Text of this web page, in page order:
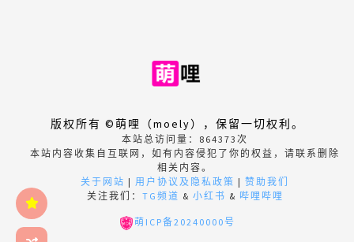
版权所有 ©萌哩（moely），保留一切权利。
本站总访问量： 864373 次
本站内容收集自互联网，如有内容侵犯了你的权益，请联系删除
相关内容。
关于网站 | 用户协议及隐私政策 | 赞助我们
关注我们： TG频道 & 小红书 & 哔哩哔哩
萌ICP备20240000号